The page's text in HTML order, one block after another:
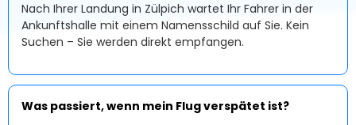
Nach Ihrer Landung in Zülpich wartet Ihr Fahrer in der
Ankunftshalle mit einem Namensschild auf Sie. Kein
Suchen – Sie werden direkt empfangen.
Was passiert, wenn mein Flug verspätet ist?